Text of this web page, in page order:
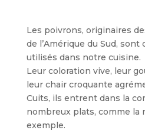
Les poivrons, originaires
de l’Amérique du Sud, sont
utilisés dans notre cuisine.
Leur coloration vive, leur
leur chair croquante
Cuits, ils entrent dans la
nombreux plats, comme la
exemple.